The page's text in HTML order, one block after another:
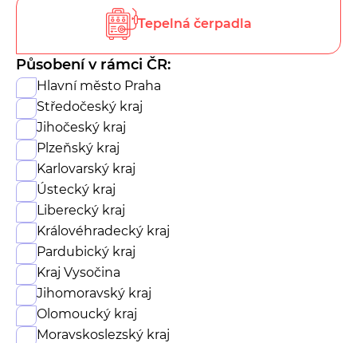
Tepelná čerpadla
Působení v rámci ČR:
Hlavní město Praha
Středočeský kraj
Jihočeský kraj
Plzeňský kraj
Karlovarský kraj
Ústecký kraj
Liberecký kraj
Královéhradecký kraj
Pardubický kraj
Kraj Vysočina
Jihomoravský kraj
Olomoucký kraj
Moravskoslezský kraj